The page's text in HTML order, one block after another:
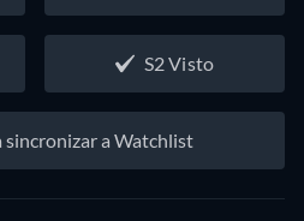
S2 Visto
a Watchlist